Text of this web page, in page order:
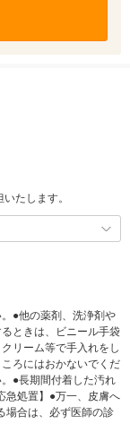
たします。
●他の薬剤、洗浄剤や
ときは、ビニール手袋
リーム等で手入れをし
ろにはおかないでくだ
●長期間付着した汚れ
急処置】●万一、皮膚へ
場合は、必ず医師の診